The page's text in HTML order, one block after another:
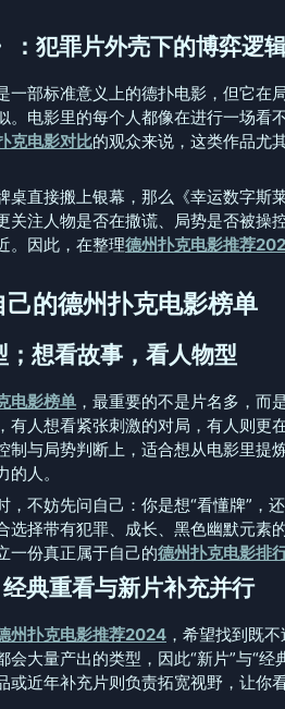
：犯罪片外壳下的博弈逻
一部标准意义上的德扑电影，但它在
。电影里的每个人都像在进行一场看
克电影对比的观众来说，这类作品尤
桌直接搬上银幕，那么《幸运数字斯
关注人物是否在撒谎、局势是否被操
。因此，在整理德州扑克电影推荐
的德州扑克电影榜单
；想看故事，看人物型
电影榜单 ，最重要的不是片名多，而
有人想看紧张刺激的对局，有人则更
制与局势判断上，适合想从电影里提
人。
，不妨先问自己：你是想“看懂牌”，
选择带有犯罪、成长、黑色幽默元素
一份真正属于自己的德州扑克电影排
典重看与新片补充并行
州扑克电影推荐2024 ，希望找到既
会大量产出的类型，因此“新片”与“
或近年补充片则负责拓宽视野，让你